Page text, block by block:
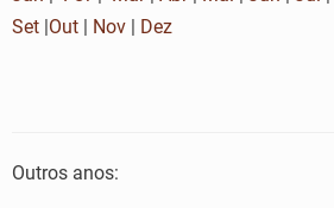
Set |Out | Nov | Dez
Outros anos: